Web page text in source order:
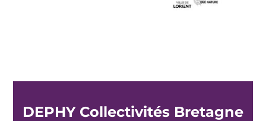
DEPHY Collectivités Bretagne